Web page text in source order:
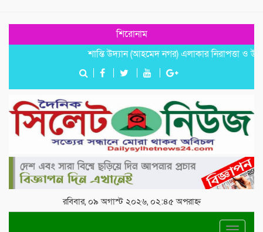
শিরোনাম
শান্তি উদ্যান (আহমেদ নগর) এলাকার নিরাপত্তা ও
রবিবার, ০৯ অগাস্ট ২০২৬, ০২:৪৫ অপরাহ্ন